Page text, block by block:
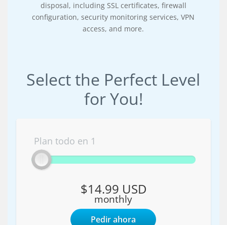
disposal, including SSL certificates, firewall
configuration, security monitoring services, VPN
access, and more.
Select the Perfect Level
for You!
Plan todo en 1
$14.99 USD
monthly
Pedir ahora